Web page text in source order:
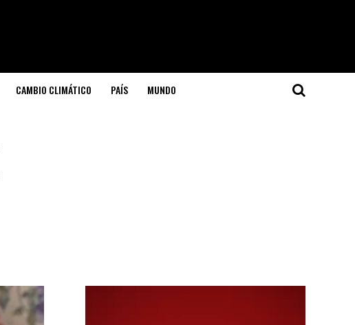
CAMBIO CLIMÁTICO PAÍS MUNDO